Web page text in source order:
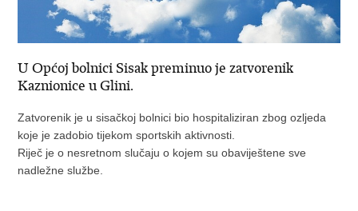
U Općoj bolnici Sisak preminuo je zatvorenik
Kaznionice u Glini.
Zatvorenik je u sisačkoj bolnici bio hospitaliziran zbog ozljeda
koje je zadobio tijekom sportskih aktivnosti.
Riječ je o nesretnom slučaju o kojem su obaviještene sve
nadležne službe.